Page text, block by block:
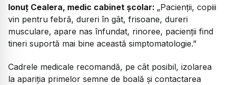
Ionuț Cealera, medic cabinet școlar: „Pacienții, copiii
vin pentru febră, dureri în gât, frisoane, dureri
musculare, apare nas înfundat, rinoree, pacienții find
tineri suportă mai bine această simptomatologie.”
Cadrele medicale recomandă, pe cât posibil, izolarea
la apariția primelor semne de boală și contactarea